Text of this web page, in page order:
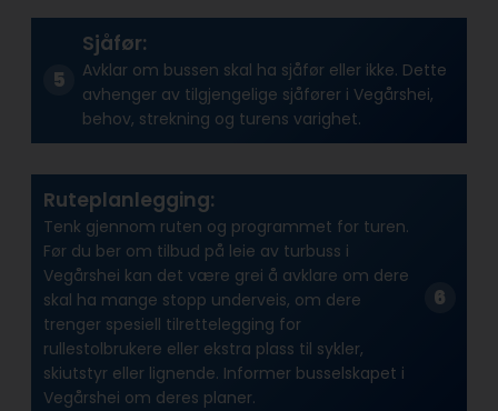
Sjåfør:
Avklar om bussen skal ha sjåfør eller ikke. Dette
avhenger av tilgjengelige sjåfører i Vegårshei,
behov, strekning og turens varighet.
Ruteplanlegging:
Tenk gjennom ruten og programmet for turen.
Før du ber om tilbud på leie av turbuss i
Vegårshei kan det være grei å avklare om dere
skal ha mange stopp underveis, om dere
trenger spesiell tilrettelegging for
rullestolbrukere eller ekstra plass til sykler,
skiutstyr eller lignende. Informer busselskapet i
Vegårshei om deres planer.